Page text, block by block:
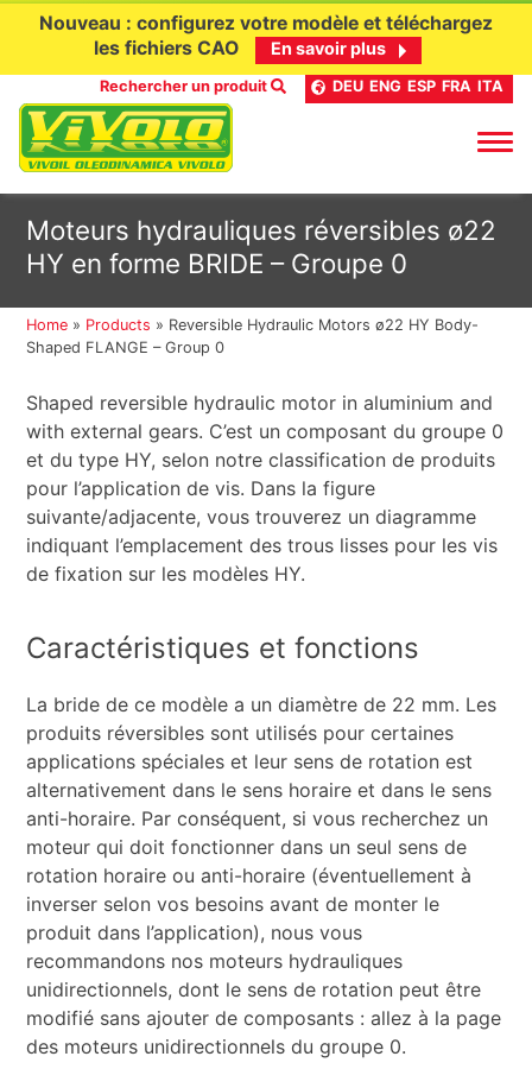
contenu
Nouveau : configurez votre modèle et téléchargez
les fichiers CAO
En savoir plus
Rechercher un produit DEU ENG ESP FRA ITA
Moteurs hydrauliques réversibles ø22
HY en forme BRIDE – Groupe 0
Home » Products » Reversible Hydraulic Motors ø22 HY Body-
Shaped FLANGE – Group 0
Shaped reversible hydraulic motor in aluminium and
with external gears. C’est un composant du groupe 0
et du type HY, selon notre classification de produits
pour l’application de vis. Dans la figure
suivante/adjacente, vous trouverez un diagramme
indiquant l’emplacement des trous lisses pour les vis
de fixation sur les modèles HY.
Caractéristiques et fonctions
La bride de ce modèle a un diamètre de 22 mm. Les
produits réversibles sont utilisés pour certaines
applications spéciales et leur sens de rotation est
alternativement dans le sens horaire et dans le sens
anti-horaire. Par conséquent, si vous recherchez un
moteur qui doit fonctionner dans un seul sens de
rotation horaire ou anti-horaire (éventuellement à
inverser selon vos besoins avant de monter le
produit dans l’application), nous vous
recommandons nos moteurs hydrauliques
unidirectionnels, dont le sens de rotation peut être
modifié sans ajouter de composants : allez à la page
des moteurs unidirectionnels du groupe 0.